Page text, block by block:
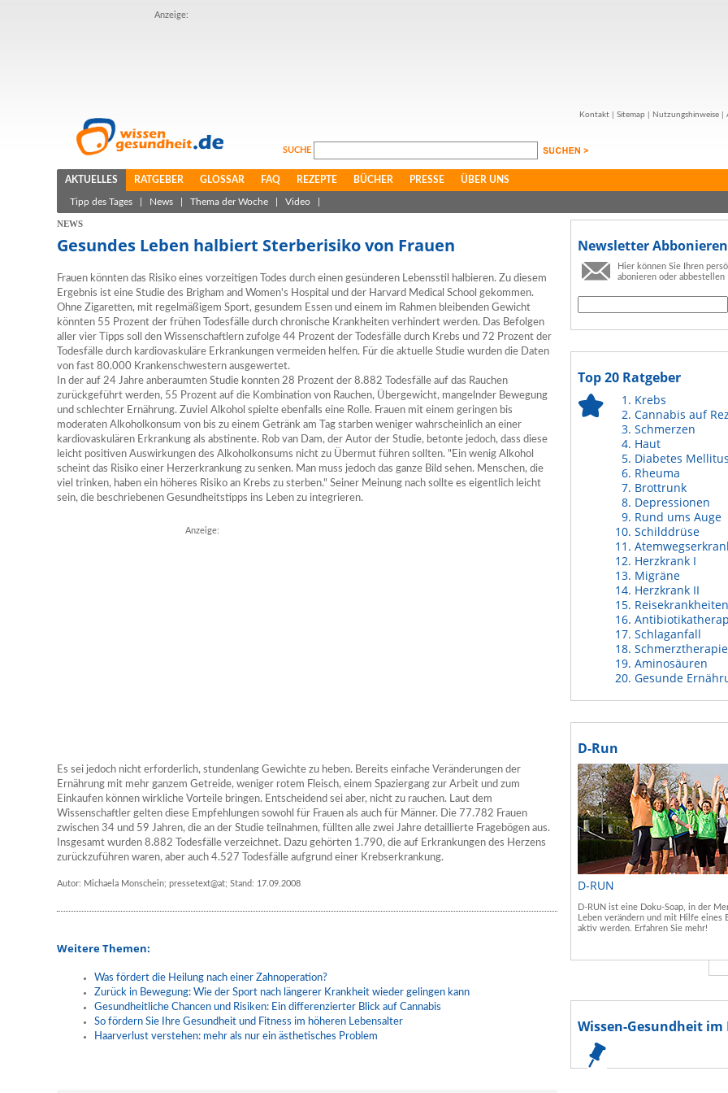
Anzeige:
Kontakt Sitemap Nutzungshinweise
SUCHE
AKTUELLES RATGEBER GLOSSAR FAQ REZEPTE BÜCHER PRESSE ÜBER UNS
Tipp des Tages News Thema der Woche Video
NEWS
Gesundes Leben halbiert Sterberisiko von Frauen
Frauen könnten das Risiko eines vorzeitigen Todes durch einen gesünderen Lebensstil halbieren. Zu diesem
Ergebnis ist eine Studie des Brigham and Women's Hospital und der Harvard Medical School gekommen.
Ohne Zigaretten, mit regelmäßigem Sport, gesundem Essen und einem im Rahmen bleibenden Gewicht
könnten 55 Prozent der frühen Todesfälle durch chronische Krankheiten verhindert werden. Das Befolgen
aller vier Tipps soll den Wissenschaftlern zufolge 44 Prozent der Todesfälle durch Krebs und 72 Prozent der
Todesfälle durch kardiovaskuläre Erkrankungen vermeiden helfen. Für die aktuelle Studie wurden die Daten
von fast 80.000 Krankenschwestern ausgewertet.
In der auf 24 Jahre anberaumten Studie konnten 28 Prozent der 8.882 Todesfälle auf das Rauchen
zurückgeführt werden, 55 Prozent auf die Kombination von Rauchen, Übergewicht, mangelnder Bewegung
und schlechter Ernährung. Zuviel Alkohol spielte ebenfalls eine Rolle. Frauen mit einem geringen bis
moderaten Alkoholkonsum von bis zu einem Getränk am Tag starben weniger wahrscheinlich an einer
kardiovaskulären Erkrankung als abstinente. Rob van Dam, der Autor der Studie, betonte jedoch, dass diese
leicht positiven Auswirkungen des Alkoholkonsums nicht zu Übermut führen sollten. "Ein wenig Alkohol
scheint das Risiko einer Herzerkrankung zu senken. Man muss jedoch das ganze Bild sehen. Menschen, die
viel trinken, haben ein höheres Risiko an Krebs zu sterben." Seiner Meinung nach sollte es eigentlich leicht
sein, die beschriebenen Gesundheitstipps ins Leben zu integrieren.
Anzeige:
Es sei jedoch nicht erforderlich, stundenlang Gewichte zu heben. Bereits einfache Veränderungen der
Ernährung mit mehr ganzem Getreide, weniger rotem Fleisch, einem Spaziergang zur Arbeit und zum
Einkaufen können wirkliche Vorteile bringen. Entscheidend sei aber, nicht zu rauchen. Laut dem
Wissenschaftler gelten diese Empfehlungen sowohl für Frauen als auch für Männer. Die 77.782 Frauen
zwischen 34 und 59 Jahren, die an der Studie teilnahmen, füllten alle zwei Jahre detaillierte Fragebögen aus.
Insgesamt wurden 8.882 Todesfälle verzeichnet. Dazu gehörten 1.790, die auf Erkrankungen des Herzens
zurückzuführen waren, aber auch 4.527 Todesfälle aufgrund einer Krebserkrankung.
Autor: Michaela Monschein; pressetext@at; Stand: 17.09.2008
Weitere Themen:
Was fördert die Heilung nach einer Zahnoperation?
Zurück in Bewegung: Wie der Sport nach längerer Krankheit wieder gelingen kann
Gesundheitliche Chancen und Risiken: Ein differenzierter Blick auf Cannabis
So fördern Sie Ihre Gesundheit und Fitness im höheren Lebensalter
Haarverlust verstehen: mehr als nur ein ästhetisches Problem
Newsletter Abbonieren
Hier können Sie Ihren
abonieren oder abbestellen
Top 20 Ratgeber
Krebs
Cannabis auf
Schmerzen
Haut
Diabetes Mellitus
Rheuma
Brottrunk
Depressionen
Rund ums Auge
Schilddrüse
Herzkrank I
Migräne
Herzkrank II
Reisekrankheiten
Schlaganfall
Schmerztherapie
Aminosäuren
Gesunde
D-Run
D-RUN
D-RUN ist eine Doku-Soap, in der
Leben verändern und mit Hilfe eines
aktiv werden. Erfahren Sie mehr!
Wissen-Gesundheit im